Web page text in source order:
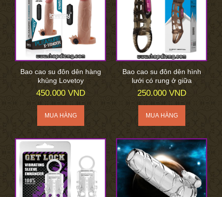
Bao cao su đôn dên hàng
khủng Lovetoy
450.000 VND
Bao cao su đôn dên hình
lưới có rung ở giữa
250.000 VND